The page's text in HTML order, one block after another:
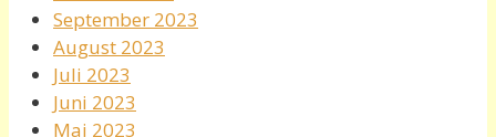
September 2023
August 2023
Juli 2023
Juni 2023
Mai 2023